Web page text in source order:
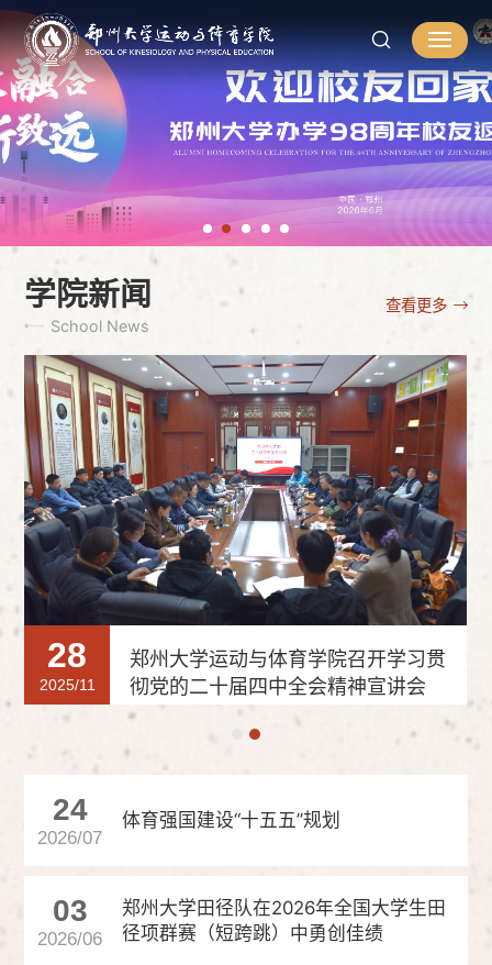
学院新闻
School News
查看更多
28
2025/11
郑州大学运动与体育学院召开学习贯
彻党的二十届四中全会精神宣讲会
24
2026/07
体育强国建设“十五五”规划
03
2026/06
郑州大学田径队在2026年全国大学生田
径项群赛（短跨跳）中勇创佳绩